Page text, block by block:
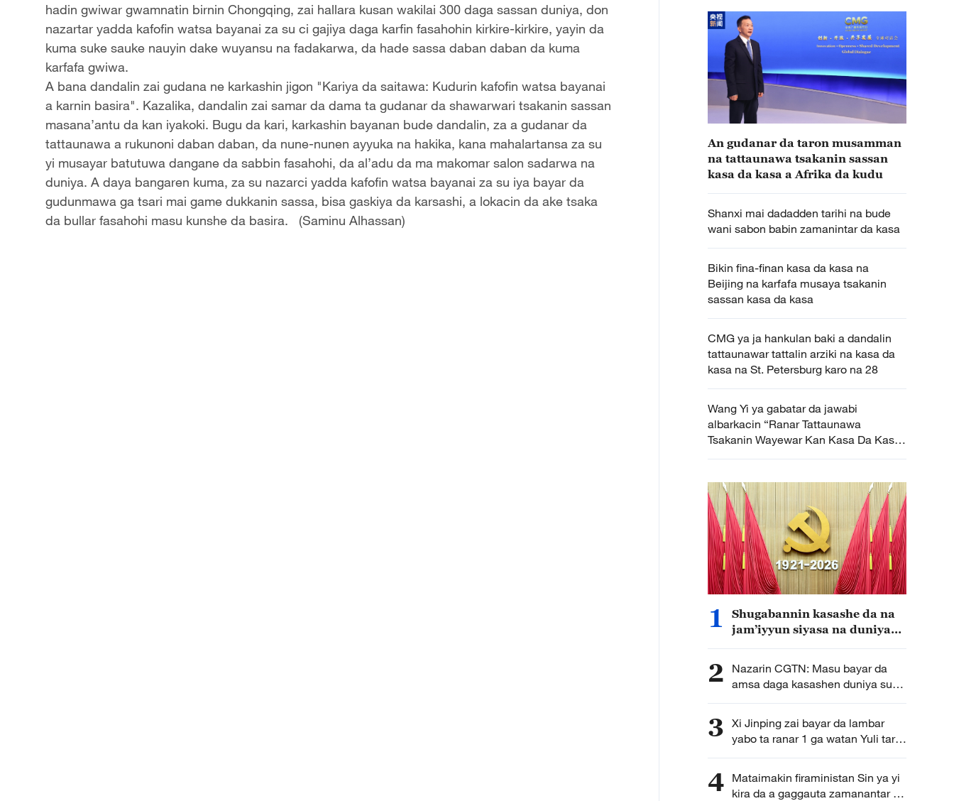
hadin gwiwar gwamnatin birnin Chongqing, zai hallara kusan wakilai 300 daga sassan duniya, don
nazartar yadda kafofin watsa bayanai za su ci gajiya daga karfin fasahohin kirkire-kirkire, yayin da
kuma suke sauke nauyin dake wuyansu na fadakarwa, da hade sassa daban daban da kuma
karfafa gwiwa.
A bana dandalin zai gudana ne karkashin jigon "Kariya da saitawa: Kudurin kafofin watsa bayanai
a karnin basira". Kazalika, dandalin zai samar da dama ta gudanar da shawarwari tsakanin sassan
masana’antu da kan iyakoki. Bugu da kari, karkashin bayanan bude dandalin, za a gudanar da
tattaunawa a rukunoni daban daban, da nune-nunen ayyuka na hakika, kana mahalartansa za su
yi musayar batutuwa dangane da sabbin fasahohi, da al’adu da ma makomar salon sadarwa na
duniya. A daya bangaren kuma, za su nazarci yadda kafofin watsa bayanai za su iya bayar da
gudunmawa ga tsari mai game dukkanin sassa, bisa gaskiya da karsashi, a lokacin da ake tsaka
da bullar fasahohi masu kunshe da basira. (Saminu Alhassan)
An gudanar da taron musamman
na tattaunawa tsakanin sassan
kasa da kasa a Afrika da kudu
Shanxi mai dadadden tarihi na bude
wani sabon babin zamanintar da kasa
Bikin fina-finan kasa da kasa na
Beijing na karfafa musaya tsakanin
sassan kasa da kasa
CMG ya ja hankulan baki a dandalin
tattaunawar tattalin arziki na kasa da
kasa na St. Petersburg karo na 28
Wang Yi ya gabatar da jawabi
albarkacin “Ranar Tattaunawa
Tsakanin Wayewar Kan Kasa Da Kasa”
karo na farko na MDD
1
Shugabannin kasashe da na
jam’iyyun siyasa na duniya
2
Nazarin CGTN: Masu bayar da
amsa daga kasashen duniya sun
alakanta nasarorin ci gaban kasar
3 Xi Jinping zai bayar da lambar
yabo ta ranar 1 ga watan Yuli tare
da gabatar da jawabi albarkacin
4 Mataimakin firaministan Sin ya yi
kira da a gaggauta zamanantar da